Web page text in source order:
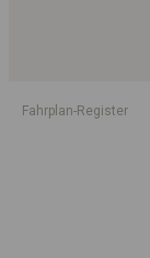
Fahrplan-Register